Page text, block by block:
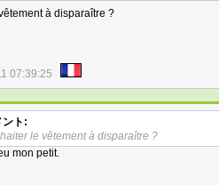
à disparaître ?
07:39:25
ント:
le vêtement à disparaître ?
mon petit.